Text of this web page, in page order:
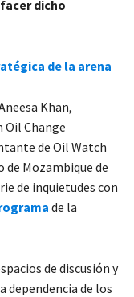
dicho
de la arena
Khan,
Oil Change
de Oil Watch
de Mozambique de
de inquietudes con
de la
de discusión y
dependencia de los